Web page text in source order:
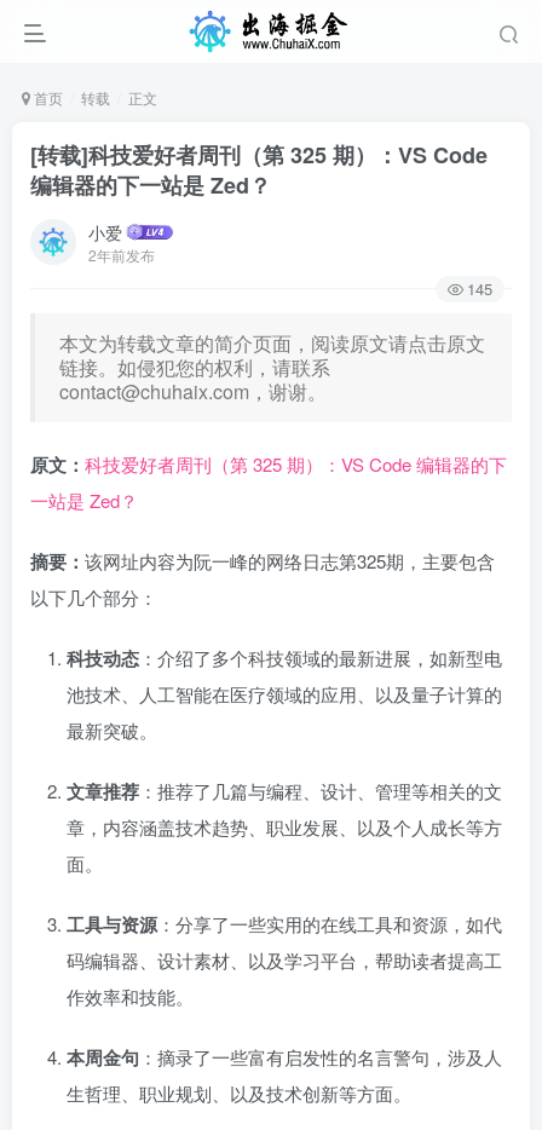
首页 转载 正文
[转载]科技爱好者周刊（第 325 期）：VS Code
编辑器的下一站是 Zed？
小爱
2年前发布
145
本文为转载文章的简介页面，阅读原文请点击原文
链接。如侵犯您的权利，请联系
contact@chuhaix.com ，谢谢。
原文： 科技爱好者周刊（第 325 期）：VS Code 编辑器的下
一站是 Zed？
摘要： 该网址内容为阮一峰的网络日志第325期，主要包含
以下几个部分：
科技动态 ：介绍了多个科技领域的最新进展，如新型电
池技术、人工智能在医疗领域的应用、以及量子计算的
最新突破。
文章推荐 ：推荐了几篇与编程、设计、管理等相关的文
章，内容涵盖技术趋势、职业发展、以及个人成长等方
面。
工具与资源 ：分享了一些实用的在线工具和资源，如代
码编辑器、设计素材、以及学习平台，帮助读者提高工
作效率和技能。
本周金句 ：摘录了一些富有启发性的名言警句，涉及人
生哲理、职业规划、以及技术创新等方面。